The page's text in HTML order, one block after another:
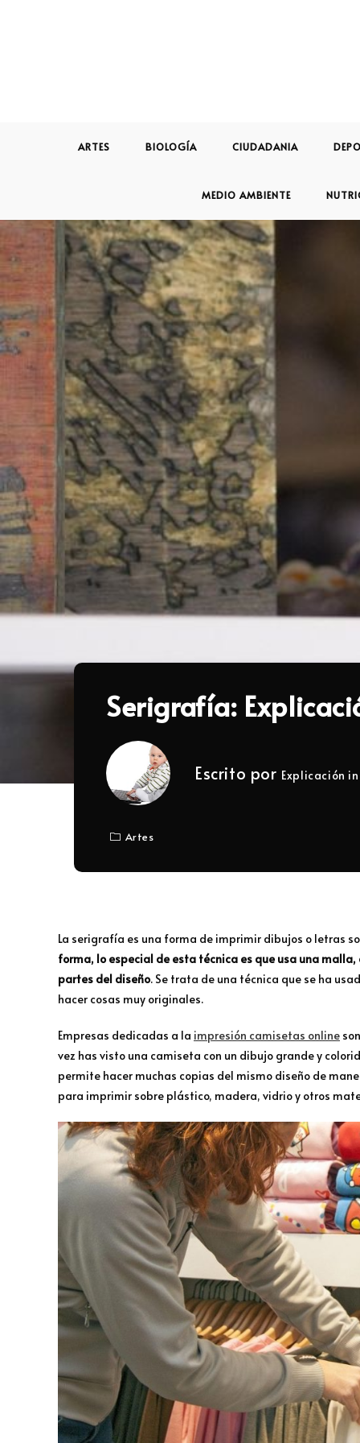
ARTES BIOLOGÍA CIUDADANIA
MEDIO AMBIENTE
Serigrafía:
Escrito por Explicación
Artes
La serigrafía es una forma de imprimir dibujos o letras
forma, lo especial de esta técnica es que usa una
partes del diseño. Se trata de una técnica que se ha
hacer cosas muy originales.
Empresas dedicadas a la impresión camisetas online
vez has visto una camiseta con un dibujo grande y
permite hacer muchas copias del mismo diseño de
para imprimir sobre plástico, madera, vidrio y otros